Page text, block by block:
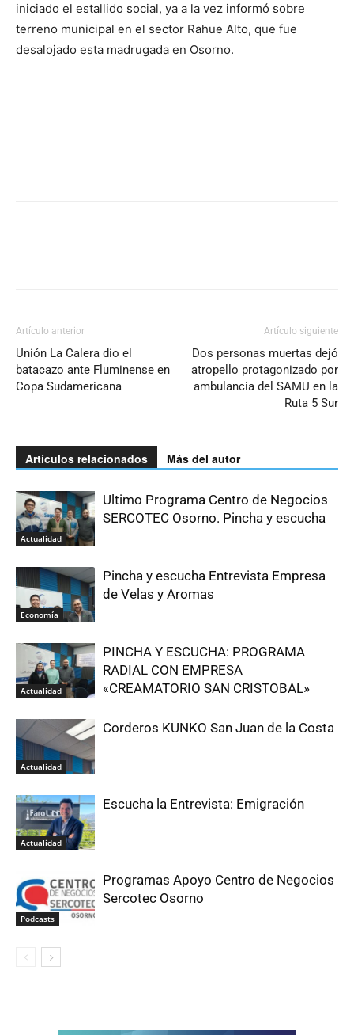
iniciado el estallido social, ya a la vez informó sobre
terreno municipal en el sector Rahue Alto, que fue
desalojado esta madrugada en Osorno.
Artículo anterior
Unión La Calera dio el
batacazo ante Fluminense en
Copa Sudamericana
Artículo siguiente
Dos personas muertas dejó
atropello protagonizado por
ambulancia del SAMU en la
Ruta 5 Sur
Artículos relacionados Más del autor
Actualidad
Ultimo Programa Centro de Negocios
SERCOTEC Osorno. Pincha y escucha
Economía
Pincha y escucha Entrevista Empresa
de Velas y Aromas
Actualidad
PINCHA Y ESCUCHA: PROGRAMA
RADIAL CON EMPRESA
«CREAMATORIO SAN CRISTOBAL»
Actualidad
Corderos KUNKO San Juan de la Costa
Actualidad
Escucha la Entrevista: Emigración
Podcasts
Programas Apoyo Centro de Negocios
Sercotec Osorno